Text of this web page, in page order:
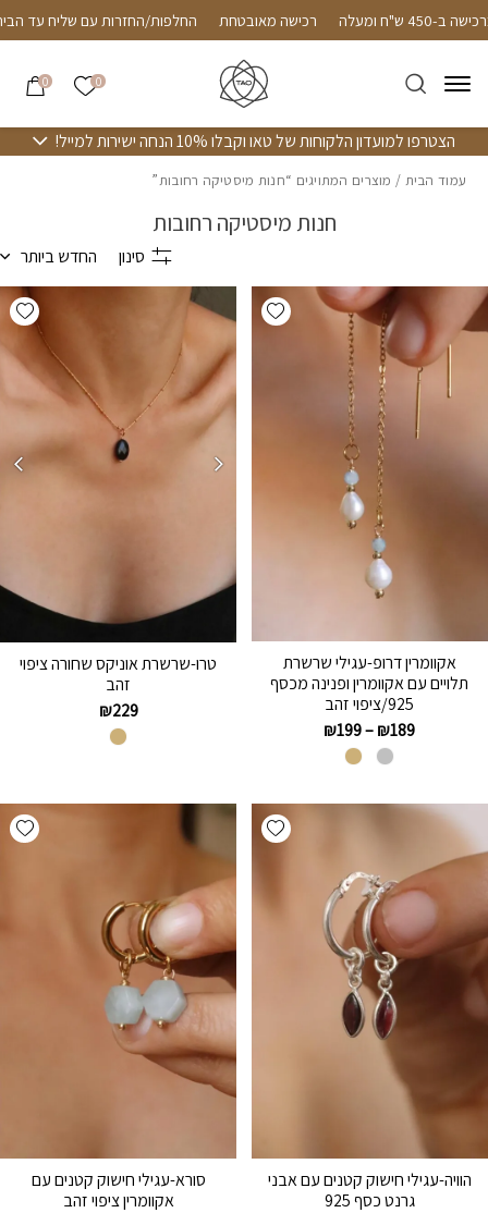
Skip to Content
שליח חינם עד הבית ברכישה ב-450 ש"ח ומעלה רכישה מאובטחת החלפות/
0 הרשימה
0
הצטרפו למועדון הלקוחות של טאו וקבלו 10% הנחה ישירות למייל!
עמוד הבית / מוצרים המתויגים “חנות מיסטיקה רחובות”
חנות מיסטיקה רחובות
סינון החדש ביותר
Add wishlist
אקוומרין דרופ-עגילי שרשרת
תלויים עם אקוומרין ופנינה מכסף
925/ציפוי זהב
₪189
–
₪199
טרו-שרשרת אוניקס שחורה ציפוי
זהב
₪229
Add wishlist
הוויה-עגילי חישוק קטנים עם אבני
גרנט כסף 925
סורא-עגילי חישוק קטנים עם
אקוומרין ציפוי זהב
בחזרה למעלה